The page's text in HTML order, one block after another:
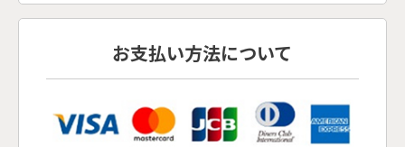
お支払い方法について